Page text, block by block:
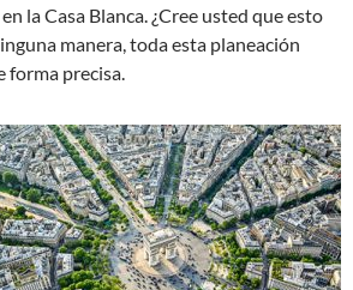
la Casa Blanca. ¿Cree usted que esto
manera, toda esta planeación
forma precisa.